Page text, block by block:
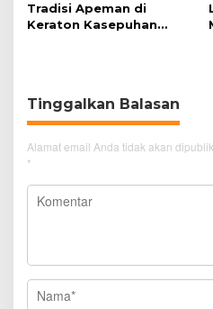
Tradisi Apeman di
Keraton Kasepuhan
Tinggalkan Balasan
Alamat email Anda tidak akan
*